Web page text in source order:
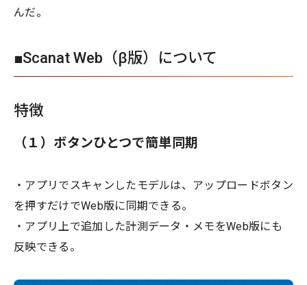
んだ。
■Scanat Web（β版）について
特徴
（１）ボタンひとつで簡単同期
・アプリでスキャンしたモデルは、アップロードボタン
を押すだけでWeb版に同期できる。
・アプリ上で追加した計測データ・メモをWeb版にも
反映できる。